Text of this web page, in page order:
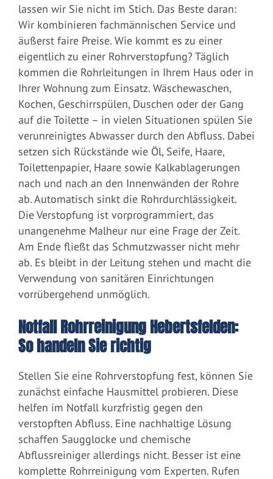
lassen wir Sie nicht im Stich. Das Beste daran:
Wir kombinieren fachmännischen Service und
äußerst faire Preise. Wie kommt es zu einer
eigentlich zu einer Rohrverstopfung? Täglich
kommen die Rohrleitungen in Ihrem Haus oder in
Ihrer Wohnung zum Einsatz. Wäschewaschen,
Kochen, Geschirrspülen, Duschen oder der Gang
auf die Toilette – in vielen Situationen spülen Sie
verunreinigtes Abwasser durch den Abfluss. Dabei
setzen sich Rückstände wie Öl, Seife, Haare,
Toilettenpapier, Haare sowie Kalkablagerungen
nach und nach an den Innenwänden der Rohre
ab. Automatisch sinkt die Rohrdurchlässigkeit.
Die Verstopfung ist vorprogrammiert, das
unangenehme Malheur nur eine Frage der Zeit.
Am Ende fließt das Schmutzwasser nicht mehr
ab. Es bleibt in der Leitung stehen und macht die
Verwendung von sanitären Einrichtungen
vorrübergehend unmöglich.
Notfall Rohrreinigung Hebertsfelden:
So handeln Sie richtig
Stellen Sie eine Rohrverstopfung fest, können Sie
zunächst einfache Hausmittel probieren. Diese
helfen im Notfall kurzfristig gegen den
verstopften Abfluss. Eine nachhaltige Lösung
schaffen Saugglocke und chemische
Abflussreiniger allerdings nicht. Besser ist eine
komplette Rohrreinigung vom Experten. Rufen